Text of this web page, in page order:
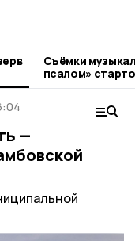
Съёмки
псалом»
—